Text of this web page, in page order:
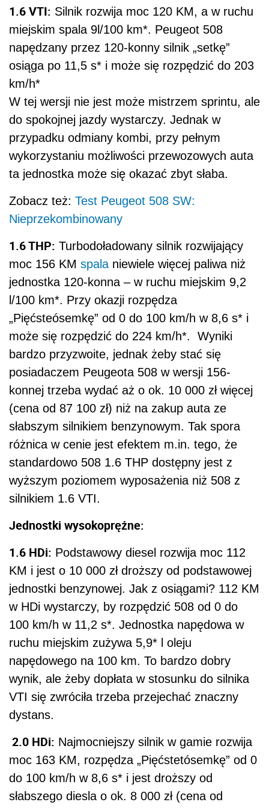
1.6 VTI: Silnik rozwija moc 120 KM, a w ruchu
miejskim spala 9l/100 km*. Peugeot 508
napędzany przez 120-konny silnik „setkę”
osiąga po 11,5 s* i może się rozpędzić do 203
km/h*
W tej wersji nie jest może mistrzem sprintu, ale
do spokojnej jazdy wystarczy. Jednak w
przypadku odmiany kombi, przy pełnym
wykorzystaniu możliwości przewozowych auta
ta jednostka może się okazać zbyt słaba.
Zobacz też: Test Peugeot 508 SW:
Nieprzekombinowany
1.6 THP: Turbodoładowany silnik rozwijający
moc 156 KM spala niewiele więcej paliwa niż
jednostka 120-konna – w ruchu miejskim 9,2
l/100 km*. Przy okazji rozpędza
„Pięćsteósemkę” od 0 do 100 km/h w 8,6 s* i
może się rozpędzić do 224 km/h*. Wyniki
bardzo przyzwoite, jednak żeby stać się
posiadaczem Peugeota 508 w wersji 156-
konnej trzeba wydać aż o ok. 10 000 zł więcej
(cena od 87 100 zł) niż na zakup auta ze
słabszym silnikiem benzynowym. Tak spora
różnica w cenie jest efektem m.in. tego, że
standardowo 508 1.6 THP dostępny jest z
wyższym poziomem wyposażenia niż 508 z
silnikiem 1.6 VTI.
Jednostki wysokoprężne:
1.6 HDi: Podstawowy diesel rozwija moc 112
KM i jest o 10 000 zł droższy od podstawowej
jednostki benzynowej. Jak z osiągami? 112 KM
w HDi wystarczy, by rozpędzić 508 od 0 do
100 km/h w 11,2 s*. Jednostka napędowa w
ruchu miejskim zużywa 5,9* l oleju
napędowego na 100 km. To bardzo dobry
wynik, ale żeby dopłata w stosunku do silnika
VTI się zwróciła trzeba przejechać znaczny
dystans.
2.0 HDi: Najmocniejszy silnik w gamie rozwija
moc 163 KM, rozpędza „Pięćstetósemkę” od 0
do 100 km/h w 8,6 s* i jest droższy od
słabszego diesla o ok. 8 000 zł (cena od